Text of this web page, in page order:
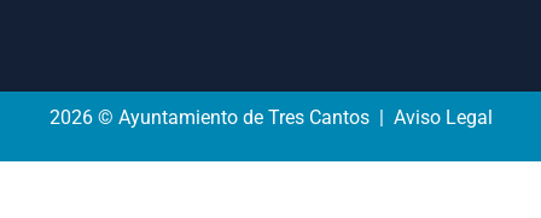
2026 © Ayuntamiento de Tres Cantos | Aviso Legal